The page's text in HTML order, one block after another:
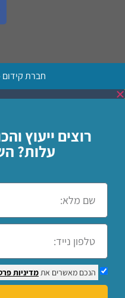
חברת קידום
רוצים ייעוץ
עלות?
הנכם מאשרים אתמדיניות